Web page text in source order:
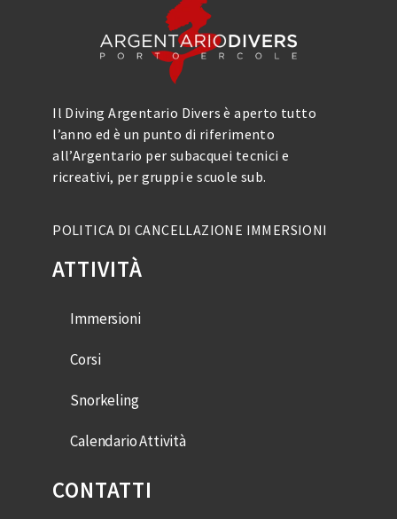
Il Diving Argentario Divers è aperto tutto
l’anno ed è un punto di riferimento
all’Argentario per subacquei tecnici e
ricreativi, per gruppi e scuole sub.
POLITICA DI CANCELLAZIONE IMMERSIONI
ATTIVITÀ
Immersioni
Corsi
Snorkeling
Calendario Attività
CONTATTI